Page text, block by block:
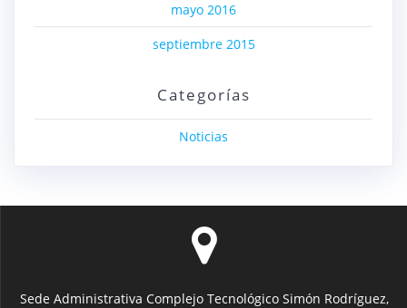
mayo 2016
septiembre 2015
Categorías
Noticias
Sede Administrativa Complejo Tecnológico Simón Rodríguez,